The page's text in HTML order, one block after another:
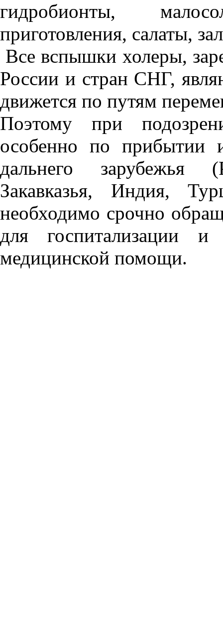
гидробионты,
приготовления, салаты,
Все вспышки холеры,
России и стран СНГ,
движется по путям
Поэтому при
особенно по прибытии
дальнего зарубежья
Закавказья, Индия,
необходимо срочно
для госпитализации и
медицинской помощи.